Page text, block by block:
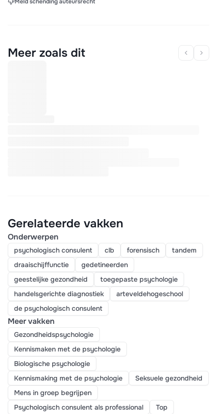
Meer zoals dit
Gerelateerde vakken
Onderwerpen
psychologisch consulent clb forensisch
tandem
draaischijffunctie
gedetineerden
geestelijke gezondheid
toegepaste psychologie
handelsgerichte diagnostiek
arteveldehogeschool
de psychologisch consulent
Meer vakken
Gezondheidspsychologie
Kennismaken met de psychologie
Biologische psychologie
Kennismaking met de psychologie
Seksuele gezondheid
Mens in groep begrijpen
Psychologisch consulent als professional
Top